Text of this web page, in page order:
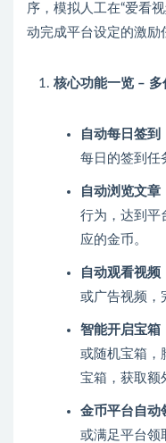
序，模拟人工在“爱看
动完成平台设定的激励
核心功能一览 – 多
自动每日签到
每日的签到任
自动浏览文章
行为，达到平
应的金币。
自动观看视频
或广告视频，
智能开启宝箱
或随机宝箱，
宝箱，获取额
金币平台自动
或满足平台领